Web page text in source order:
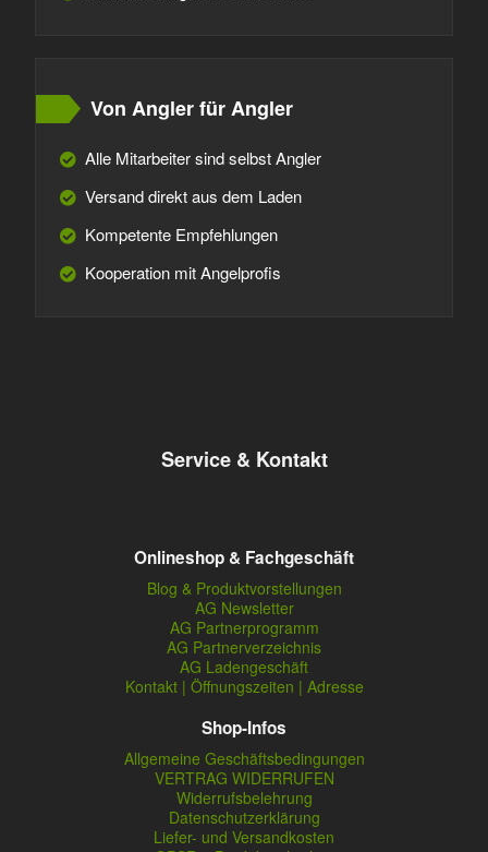
Von Angler für Angler
Alle Mitarbeiter sind selbst Angler
Versand direkt aus dem Laden
Kompetente Empfehlungen
Kooperation mit Angelprofis
Service & Kontakt
Onlineshop & Fachgeschäft
Blog & Produktvorstellungen
AG Newsletter
AG Partnerprogramm
AG Partnerverzeichnis
AG Ladengeschäft
Kontakt | Öffnungszeiten | Adresse
Shop-Infos
Allgemeine Geschäftsbedingungen
VERTRAG WIDERRUFEN
Widerrufsbelehrung
Datenschutzerklärung
Liefer- und Versandkosten